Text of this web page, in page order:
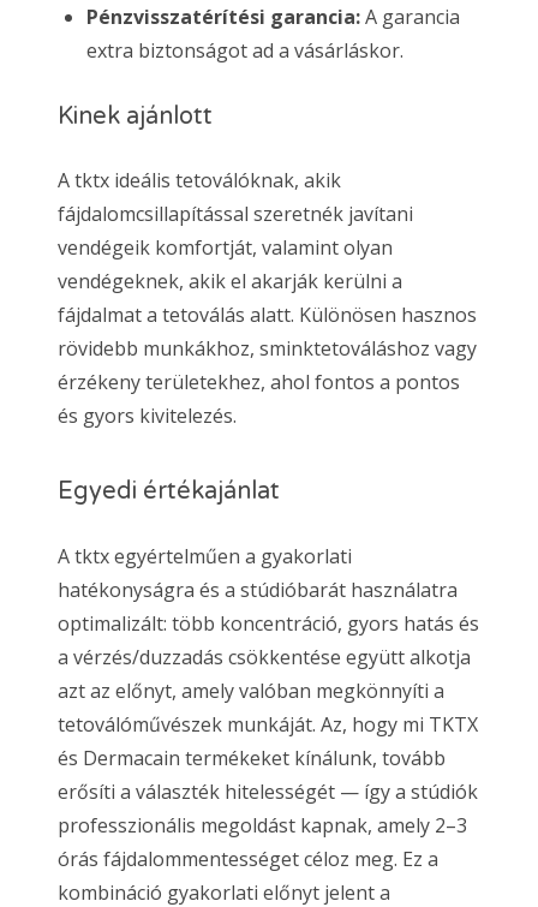
Pénzvisszatérítési garancia:A garancia
extra biztonságot ad a vásárláskor.
Kinek ajánlott
A tktx ideális tetoválóknak, akik
fájdalomcsillapítással szeretnék javítani
vendégeik komfortját, valamint olyan
vendégeknek, akik el akarják kerülni a
fájdalmat a tetoválás alatt. Különösen hasznos
rövidebb munkákhoz, sminktetováláshoz vagy
érzékeny területekhez, ahol fontos a pontos
és gyors kivitelezés.
Egyedi értékajánlat
A tktx egyértelműen a gyakorlati
hatékonyságra és a stúdióbarát használatra
optimalizált: több koncentráció, gyors hatás és
a vérzés/duzzadás csökkentése együtt alkotja
azt az előnyt, amely valóban megkönnyíti a
tetoválóművészek munkáját. Az, hogy mi TKTX
és Dermacain termékeket kínálunk, tovább
erősíti a választék hitelességét — így a stúdiók
professzionális megoldást kapnak, amely 2–3
órás fájdalommentességet céloz meg. Ez a
kombináció gyakorlati előnyt jelent a